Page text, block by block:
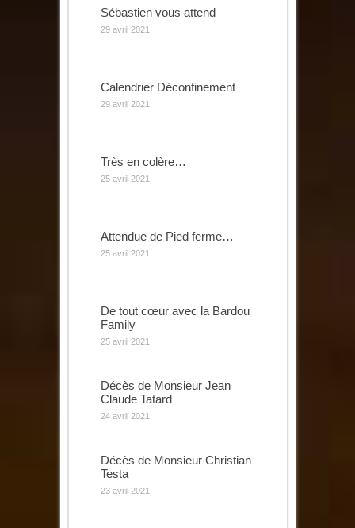
Sébastien vous attend
29 avril 2021
Calendrier Déconfinement
29 avril 2021
Très en colère…
25 avril 2021
Attendue de Pied ferme…
25 avril 2021
De tout cœur avec la Bardou
Family
25 avril 2021
Décès de Monsieur Jean
Claude Tatard
24 avril 2021
Décès de Monsieur Christian
Testa
23 avril 2021